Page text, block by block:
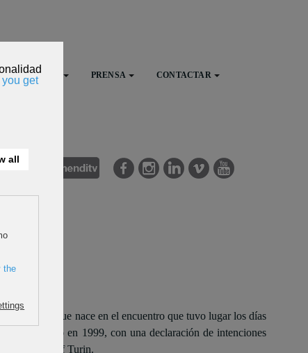
FESTIVAL PRENSA CONTACTAR
montaña que nace en el encuentro que tuvo lugar los días
en Trento en 1999, con una declaración de intenciones
of Turin.